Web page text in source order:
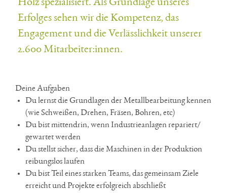
Holz spezialisiert. Als Grundlage unseres
Erfolges sehen wir die Kompetenz, das
Engagement und die Verlässlichkeit unserer
2.600 Mitarbeiter:innen.
Deine Aufgaben
Du lernst die Grundlagen der Metallbearbeitung kennen
(wie Schweißen, Drehen, Fräsen, Bohren, etc)
Du bist mittendrin, wenn Industrieanlagen repariert/
gewartet werden
Du stellst sicher, dass die Maschinen in der Produktion
reibungslos laufen
Du bist Teil eines starken Teams, das gemeinsam Ziele
erreicht und Projekte erfolgreich abschließt